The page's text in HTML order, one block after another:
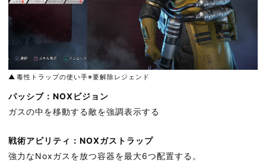
毒性トラップの使い手※要解除レジェンド
パッシブ：NOXビジョン
ガスの中を移動する敵を強調表示する
戦術アビリティ：NOXガストラップ
強力なNoxガスを放つ容器を最大6つ配置する。